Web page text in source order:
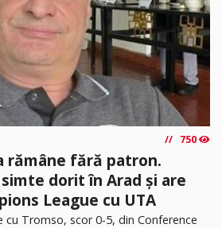
750
rămâne fără patron.
dorit în Arad și are
League cu UTA
Tromso, scor 0-5, din Conference